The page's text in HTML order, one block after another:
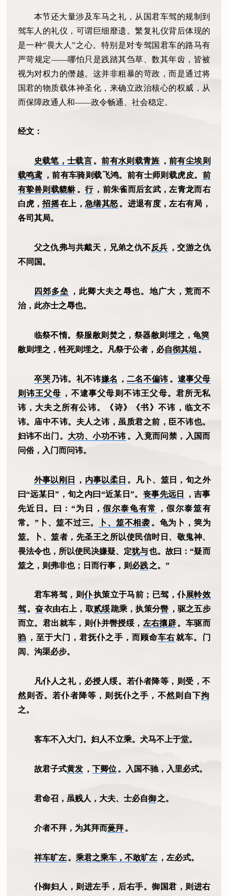
本节还大量涉及车马之礼，从国君车驾的规制到
驾车人的礼仪，可谓巨细靡遗。繁复礼仪背后体现的
是一种“畏大人”之心。特别是对专驾国君车的路马有
严苛规定——哪怕只是践踏其刍草、数其年齿，皆被
视为对权力的僭越。这并非粗暴的苛政，而是通过将
国君的物质载体神圣化，来确立政治核心的权威，从
而保障政通人和——政令畅通、社会稳定。
经文：
史载笔，士载言。前有水则载青旌 ，前有尘埃则
载鸣鸢 ，前有车骑则载飞鸿。前有士师则载虎皮。 前
有挚兽则载貔貅。行 ，前朱雀而后玄武，左青龙而右
白虎，招摇在上，急缮其怒。进退有度，左右有局，
各司其局。
父之仇弗与共戴天，兄弟之仇不反兵 ，交游之仇
不同国。
四郊多垒
，此卿大夫之辱也。地广大，荒而不
治，此亦士之辱也。
临祭不惰。祭服敝则焚之，祭器敝则埋之，龟䇲
敝则埋之，牲死则埋之。凡祭于公者，必自彻其俎 。
卒哭 乃讳。礼不讳嫌名 ，二名不偏讳 。 逮事父母
则讳王父母 ，不逮事父母则不讳王父母。君所无私
讳，大夫之所有公讳。《诗》《书》不讳，临文不
讳。庙中不讳。夫人之讳，虽质君之前，臣不讳也。
妇讳不出门。 大功、小功不讳 。入竟而问禁，入国而
问俗，入门而问讳。
外事以刚日 ， 内事以柔日 。凡卜、筮日，旬之外
曰“远某日”，旬之内曰“近某日”。 丧事先远日
，吉事
先近日。曰：“为日，假尔泰龟有常
，假尔泰筮有
常。”卜、筮不过三。
卜、筮不相袭。龟为卜，䇲为
筮。卜、筮者，先圣王之所以使民信时日、敬鬼神、
畏法令也，所以使民决嫌疑、定犹与也。故曰：“疑而
筮之，则弗非也；日而行事，则必践 之。”
君车将驾，则仆执策立于马前；已驾，仆展軨效
驾。 奋衣由右上，取贰绥跪乘，执策分辔 ，驱之五步
而立。君出就车，则仆并辔授绥， 左右攘辟。车驱而
驺 ，至于大门，君抚仆之手，而顾命车右就车。门
闾、沟渠必步。
凡仆人之礼，必授人绥。若仆者降等，则受，不
然则否。若仆者降等，则抚仆之手，不然则自下拘
之。
客车不入大门。妇人不立乘。犬马不上于堂。
故君子式黄发 ， 下卿位 。入国不驰，入里必式。
君命召，虽贱人，大夫、士必自御 之。
介者不拜，为其拜而蓌拜 。
祥车旷左 。 乘君之乘车，不敢旷左 ，左必式。
仆御妇人，则进左手，后右手。御国君，则进右